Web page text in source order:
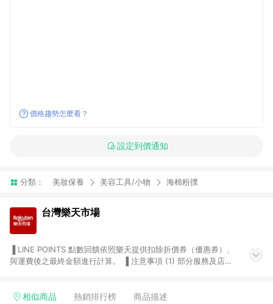
價格趨勢怎麼看？
設定到價通知
分類： 美妝保養 美容工具/小物 海棉粉撲
台灣樂天市場
與運費後之最終金額進行計算。 ▐ 注意事項 (1) 部分服務及店家
Smart mobile、神腦生活、JS巨盛、樂天KOBO電子書，請詳閱
相似商品 熱銷排行榜 商品描述